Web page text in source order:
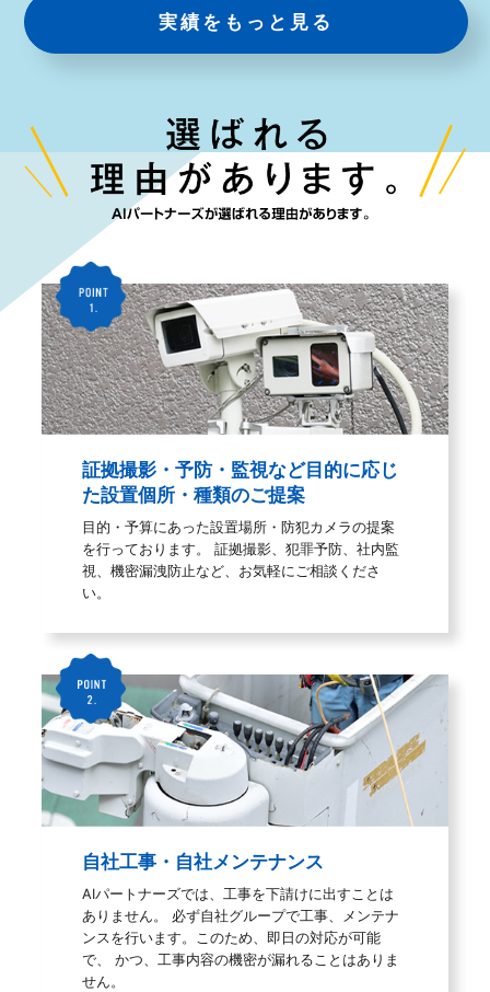
実績をもっと見る
証拠撮影・予防・監視など目的に応じ
た設置個所・種類のご提案
目的・予算にあった設置場所・防犯カメラの提案
を行っております。 証拠撮影、犯罪予防、社内監
視、機密漏洩防止など、お気軽にご相談くださ
い。
自社工事・自社メンテナンス
AIパートナーズでは、工事を下請けに出すことは
ありません。 必ず自社グループで工事、メンテナ
ンスを行います。このため、即日の対応が可能
で、 かつ、工事内容の機密が漏れることはありま
せん。